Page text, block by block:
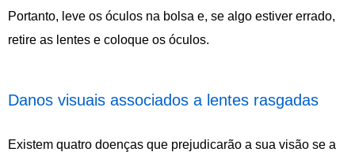
Portanto, leve os óculos na bolsa e, se algo estiver errado,
retire as lentes e coloque os óculos.
Danos visuais associados a lentes rasgadas
Existem quatro doenças que prejudicarão a sua visão se a